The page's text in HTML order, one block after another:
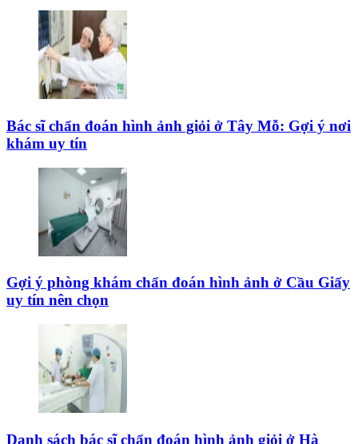
Bác sĩ chẩn đoán hình ảnh giỏi ở Tây Mỗ: Gợi ý nơi
khám uy tín
Gợi ý phòng khám chẩn đoán hình ảnh ở Cầu Giấy
uy tín nên chọn
Danh sách bác sĩ chẩn đoán hình ảnh giỏi ở Hà